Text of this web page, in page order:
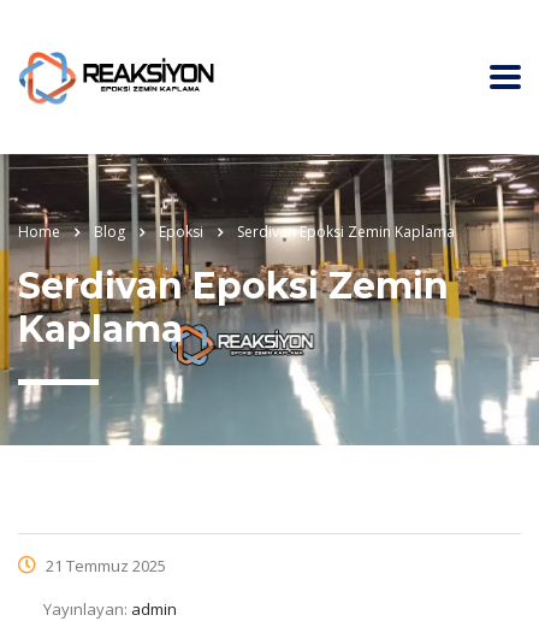
Home Blog Epoksi Serdivan Epoksi Zemin Kaplama
Serdivan Epoksi Zemin
Kaplama
21 Temmuz 2025
Yayınlayan: admin